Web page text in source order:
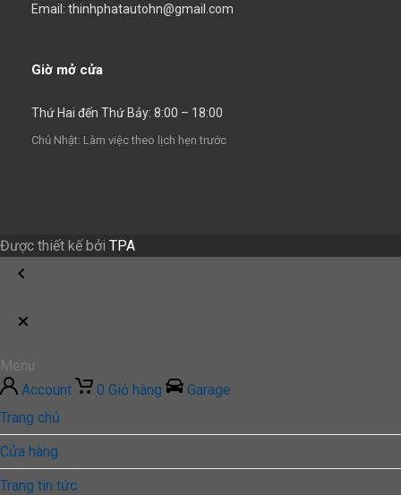
Email: thinhphatautohn@gmail.com
Giờ mở cửa
Thứ Hai đến Thứ Bảy: 8:00 – 18:00
Chủ Nhật: Làm việc theo lịch hẹn trước
Được thiết kế bởi TPA
Menu
Account
0 Giỏ hàng
Garage
Trang chủ
Cửa hàng
Trang tin tức